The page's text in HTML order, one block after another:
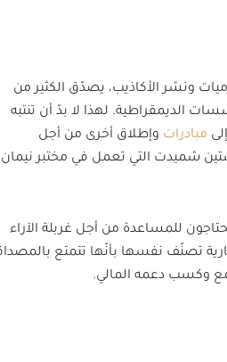
ونشر الأكاذيب، يصدّق الكثير من
الديمقراطية. لهذا لا بدّ أن تنتبه
مبادرات وإطلاق أخرى من أجل
شميدت التي تعمل في مختبر نيمان
للمساعدة من أجل غربلة الآراء
تصنّف نفسها بأنّها تتمتع
وكسب دعمه المالي.